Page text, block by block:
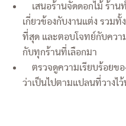
เสนอร้านจัดดอกไม้ ร้า
เกี่ยวข้องกับงานแต่ง รวม
ที่สุด และตอบโจทย์กับควา
กับทุกร้านที่เลือกมา
ตรวจดูความเรียบร้อยข
ว่าเป็นไปตามแปลนที่วางไว้